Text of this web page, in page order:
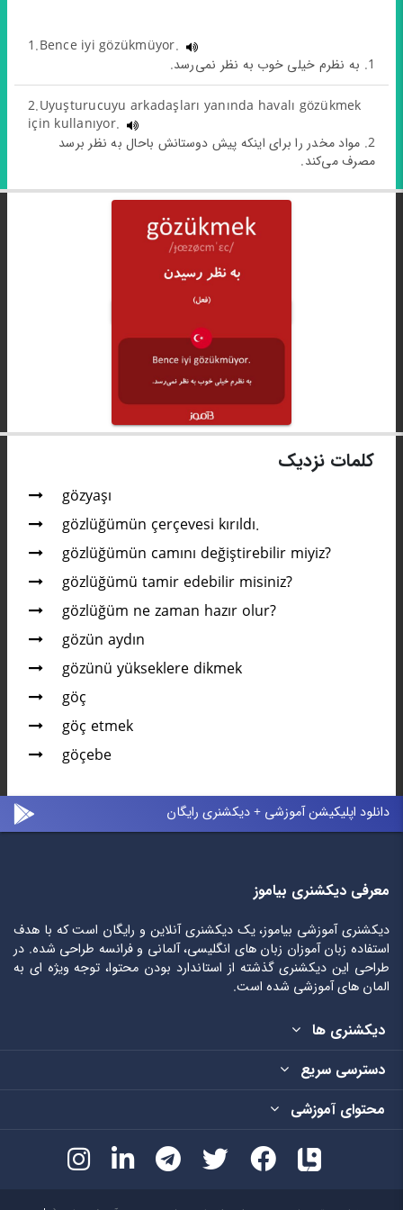
1.Bence iyi gözükmüyor.
1. به نظرم خیلی خوب به نظر نمی‌رسد.
2.Uyuşturucuyu arkadaşları yanında havalı gözükmek
için kullanıyor.
2. مواد مخدر را برای اینکه پیش دوستانش باحال به نظر برسد
مصرف می‌کند.
کلمات نزدیک
gözyaşı
gözlüğümün çerçevesi kırıldı.
gözlüğümün camını değiştirebilir miyiz?
gözlüğümü tamir edebilir misiniz?
gözlüğüm ne zaman hazır olur?
gözün aydın
gözünü yükseklere dikmek
göç
göç etmek
göçebe
دانلود اپلیکیشن آموزشی + دیکشنری رایگان
معرفی دیکشنری بیاموز
دیکشنری آموزشی بیاموز، یک دیکشنری آنلاین و رایگان است که با هدف
استفاده زبان آموزان زبان های انگلیسی، آلمانی و فرانسه طراحی شده. در
طراحی این دیکشنری گذشته از استاندارد بودن محتوا، توجه ویژه ای به
المان های آموزشی شده است.
دیکشنری ها
دسترسی سریع
محتوای آموزشی